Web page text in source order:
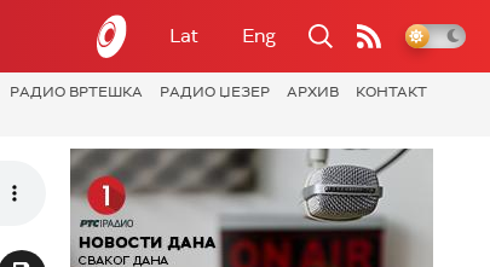
Lat Eng
РАДИО ВРТЕШКА РАДИО ЏЕЗЕР АРХИВ
КОНТАКТ